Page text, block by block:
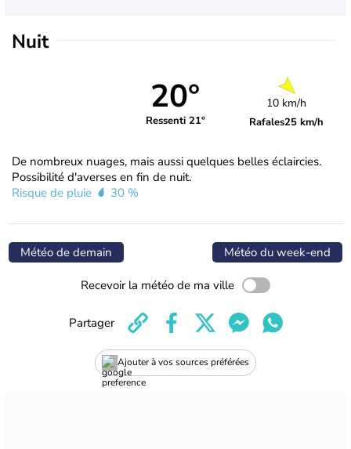
Nuit
20°
Ressenti 21°
10 km/h
Rafales25 km/h
De nombreux nuages, mais aussi quelques belles éclaircies.
Possibilité d'averses en fin de nuit.
Risque de pluie
30 %
Météo de demain Météo du week-end
Recevoir la météo de ma ville
Ajouter à vos sources préférées
Partager